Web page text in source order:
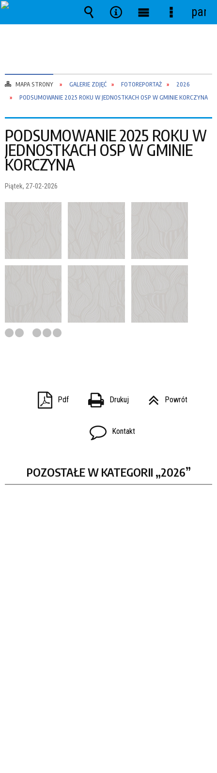
MAPA STRONY GALERIE ZDJĘĆ FOTOREPORTAŻ
2026
PODSUMOWANIE 2025 ROKU W JEDNOSTKACH OSP W GMINIE KORCZYNA
PODSUMOWANIE 2025 ROKU W
JEDNOSTKACH OSP W GMINIE
KORCZYNA
Piątek, 27-02-2026
Pdf Drukuj Powrót
Kontakt
POZOSTAŁE W KATEGORII „2026”
Wyszukiwarka
Narzędzia
MenuMenu